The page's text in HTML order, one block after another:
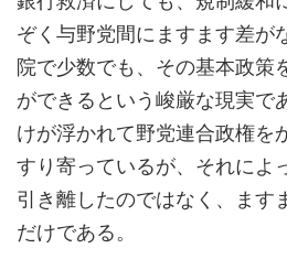
ぞく与野党間にますます差が
院で少数でも、その基本政策
ができるという峻厳な現実で
けが浮かれて野党連合政権を
すり寄っているが、それによ
引き離したのではなく、ます
だけである。